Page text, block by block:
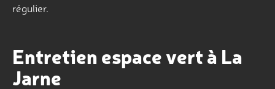
régulier.
Entretien espace vert à La
Jarne